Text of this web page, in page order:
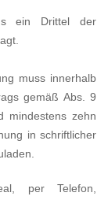
ein Drittel der
muss innerhalb
gemäß Abs. 9
mindestens zehn
in schriftlicher
per Telefon,